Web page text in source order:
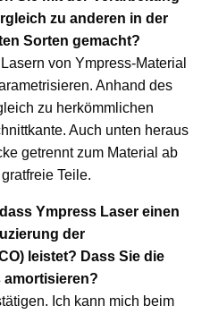
zu anderen in der
Sorten gemacht?
von Ympress-Material
Anhand des
zu herkömmlichen
Auch unten heraus
getrennt zum Material ab
Teile.
Ympress Laser einen
der
leistet? Dass Sie die
amortisieren?
Ich kann mich beim